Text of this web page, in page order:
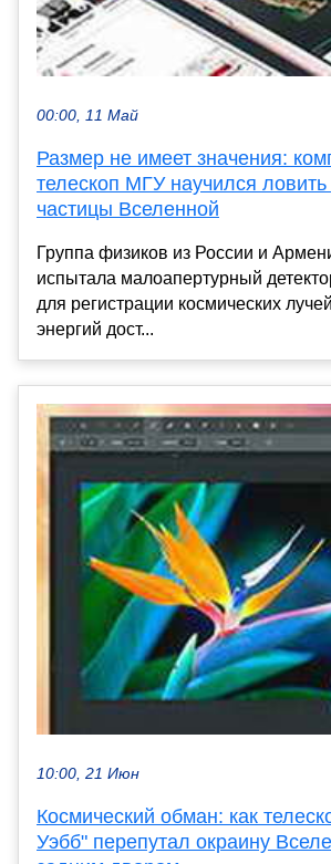
00:00, 11 Май
Размер не имеет значения:
телескоп МГУ научился
частицы Вселенной
Группа физиков из России и
испытала малоапертурный
для регистрации космических
энергий дост...
10:00, 21 Июн
Космический обман: как
Уэбб" перепутал окраину